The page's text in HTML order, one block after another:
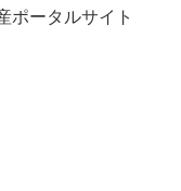
ータルサイト